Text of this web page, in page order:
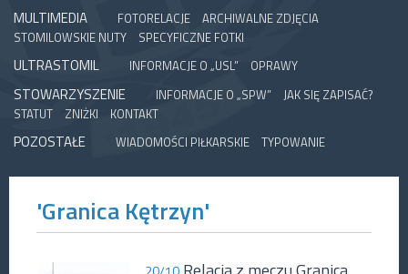
MULTIMEDIA FOTORELACJE
ARCHIWALNE ZDJĘCIA
STOMILOWSKIE NUTY
SPECYFICZNE FOTKI
ULTRASTOMIL INFORMACJE O „USL” OPRAWY
STOWARZYSZENIE INFORMACJE O „SPW”
JAK SIĘ ZAPISAĆ?
STATUT
ZNIŻKI KONTAKT
POZOSTAŁE WIADOMOŚCI PIŁKARSKIE TYPOWANIE
'Granica Kętrzyn'